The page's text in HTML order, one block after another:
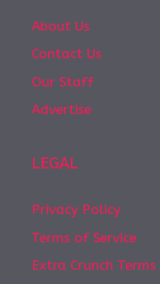
About Us
Contact Us
Our Staff
Advertise
LEGAL
Privacy Policy
Terms of Service
Extra Crunch Terms